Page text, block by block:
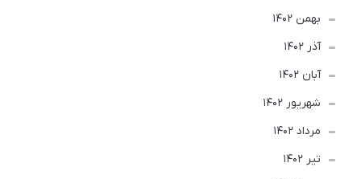
بهمن 1402
آذر 1402
آبان 1402
شهریور 1402
مرداد 1402
تير 1402